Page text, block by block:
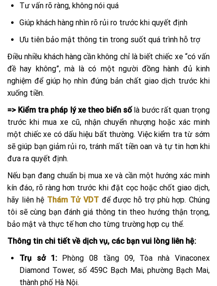
Tư vấn rõ ràng, không nói quá
Giúp khách hàng nhìn rõ rủi ro trước khi quyết định
Ưu tiên bảo mật thông tin trong suốt quá trình hỗ trợ
Điều nhiều khách hàng cần không chỉ là biết chiếc xe “có vấn
đề hay không”, mà là có một người đồng hành đủ kinh
nghiệm để giúp họ nhìn đúng bản chất giao dịch trước khi
xuống tiền.
=> Kiểm tra pháp lý xe theo biển sốlà bước rất quan trọng
trước khi mua xe cũ, nhận chuyển nhượng hoặc xác minh
một chiếc xe có dấu hiệu bất thường. Việc kiểm tra từ sớm
sẽ giúp bạn giảm rủi ro, tránh mất tiền oan và tự tin hơn khi
đưa ra quyết định.
Nếu bạn đang chuẩn bị mua xe và cần một hướng xác minh
kín đáo, rõ ràng hơn trước khi đặt cọc hoặc chốt giao dịch,
hãy liên hệ Thám Tử VDT để được hỗ trợ phù hợp. Chúng
tôi sẽ cùng bạn đánh giá thông tin theo hướng thận trọng,
bảo mật và thực tế hơn cho từng trường hợp cụ thể.
Thông tin chi tiết về dịch vụ, các bạn vui lòng liên hệ:
Trụ sở 1:Phòng 08 tầng 09, Tòa nhà Vinaconex
Diamond Tower, số 459C Bạch Mai, phường Bạch Mai,
thành phố Hà Nội.